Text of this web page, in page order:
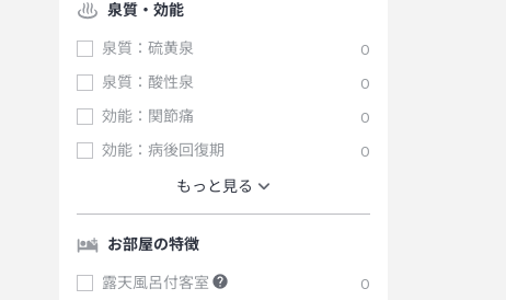
泉質・効能
泉質：硫黄泉
0
泉質：酸性泉
0
効能：関節痛
0
効能：病後回復期
0
もっと見る
お部屋の特徴
露天風呂付客室
0